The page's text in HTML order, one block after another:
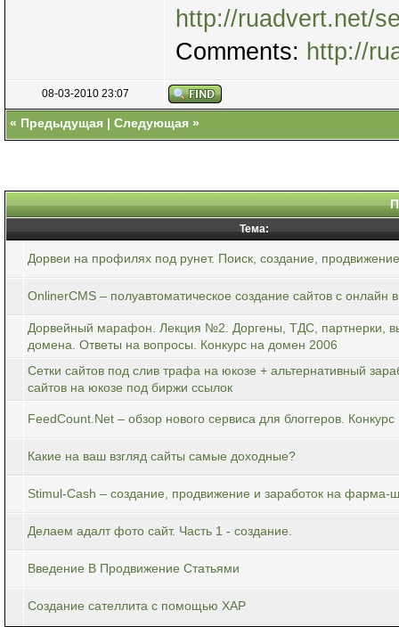
http://ruadvert.net/
Comments: http://
08-03-2010 23:07
« Предыдущая | Следующая »
Тема:
Дорвеи на профилях под рунет. Поиск, создание,
OnlinerCMS – полуавтоматическое создание сайтов с онлайн
Дорвейный марафон. Лекция №2. Доргены, ТДС, партнерки,
домена. Ответы на вопросы. Конкурс на домен 2006
Сетки cайтов под слив трафа на юкозе + альтернативный
сайтов на юкозе под биржи ссылок
FeedCount.Net – обзор нового сервиса для блоггеров.
Какие на ваш взгляд сайты самые доходные?
Stimul-Cash – создание, продвижение и заработок на фарма-
Делаем адалт фото сайт. Часть 1 - создание.
Введение В Продвижение Статьями
Создание сателлита с помощью XAP